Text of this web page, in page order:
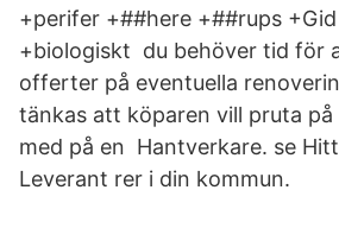
+perifer +##here +##rups
+biologiskt du behöver tid för
offerter på eventuella
tänkas att köparen vill pruta
med på en Hantverkare. se
Leverant rer i din kommun.